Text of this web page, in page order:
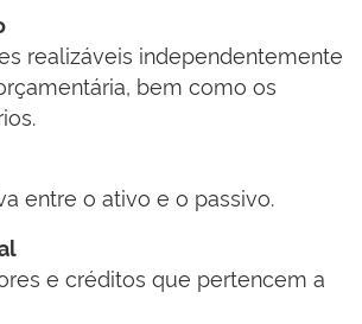
realizáveis independentemente
bem como os
entre o ativo e o passivo.
e créditos que pertencem a